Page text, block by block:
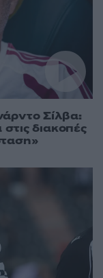
Σίλβα:
διακοπές